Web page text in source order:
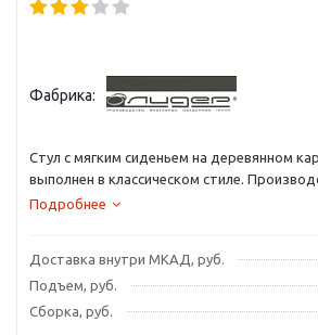
Фабрика:
Стул с мягким сиденьем на деревянном
выполнен в классическом стиле.
фабрика — Лидер.
Подробнее
Доставка внутри МКАД, руб.
Подъем, руб.
Сборка, руб.